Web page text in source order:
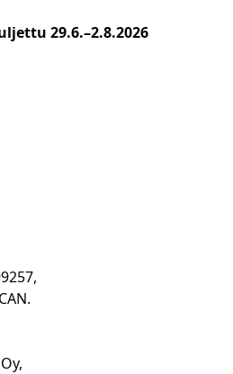
29.6.–2.8.2026